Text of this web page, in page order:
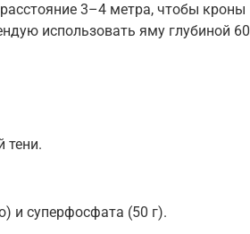
3–4 метра, чтобы кроны
использовать яму глубиной 60
тени.
и суперфосфата (50 г).